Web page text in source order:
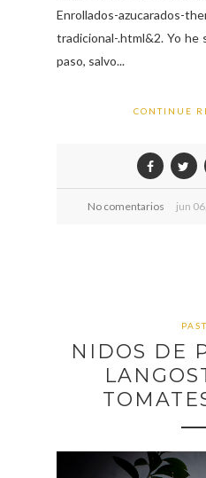
Enrollados-azucarados-
tradicional-.html&2. Yo he
paso, salvo...
CONTINUE
No comentarios jun 06,
NIDOS DE